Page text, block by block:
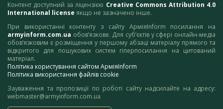
Контент доступний за ліцензією Creative Commons Attribution 4.0
International license якщо не зазначено інше.
При використанні контенту з сайту АрміяInform посилання на
armyinform.com.ua обов’язкове. Для суб’єктів у сфері онлайн-медіа
обов’язковим є розміщення у першому абзаці матеріалу прямого та
відкритого для пошукових систем гіперпосилання на цитований
матеріал.
Політика користування сайтом АрміяInform
Політика використання файлів cookie
Зауваження та пропозиції по роботі сайту надсилайте на адресу:
webmaster@armyinform.com.ua